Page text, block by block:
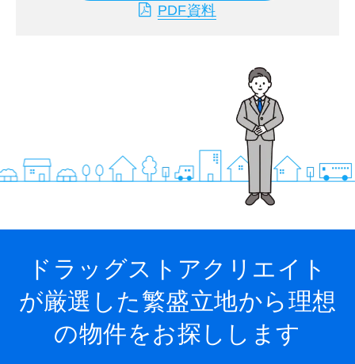
PDF資料
ドラッグストアクリエイト
が厳選した繁盛立地から理想
の物件をお探しします